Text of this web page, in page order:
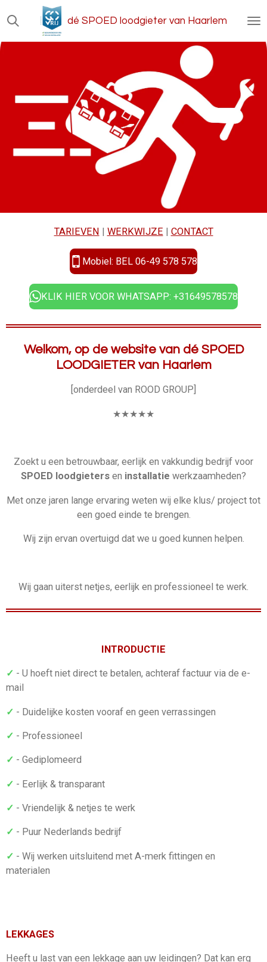
Ga
direct
naar
dé SPOED loodgieter van Haarlem
TARIEVEN | WERKWIJZE | CONTACT
Mobiel: BEL 06-49 578 578
KLIK HIER VOOR WHATSAPP: +31649578578
Welkom, op de website van dé SPOED
LOODGIETER van Haarlem
[onderdeel van ROOD GROUP]
★★★★★
Zoekt u een betrouwbaar, eerlijk en vakkundig bedrijf voor
SPOED loodgieters en installatie werkzaamheden?
Met onze jaren lange ervaring weten wij elke klus/ project tot
een goed einde te brengen.
Wij zijn ervan overtuigd dat we u goed kunnen helpen.
Wij gaan uiterst netjes, eerlijk en professioneel te werk.
INTRODUCTIE
✓ - U hoeft niet direct te betalen, achteraf factuur via de e-
mail
✓ - Duidelijke kosten vooraf en geen verrassingen
✓ - Professioneel
✓ - Gediplomeerd
✓ - Eerlijk & transparant
✓ - Vriendelijk & netjes te werk
✓ - Puur Nederlands bedrijf
✓ - Wij werken uitsluitend met A-merk fittingen en
materialen
LEKKAGES
Heeft u last van een lekkage aan uw leidingen? Dat kan erg